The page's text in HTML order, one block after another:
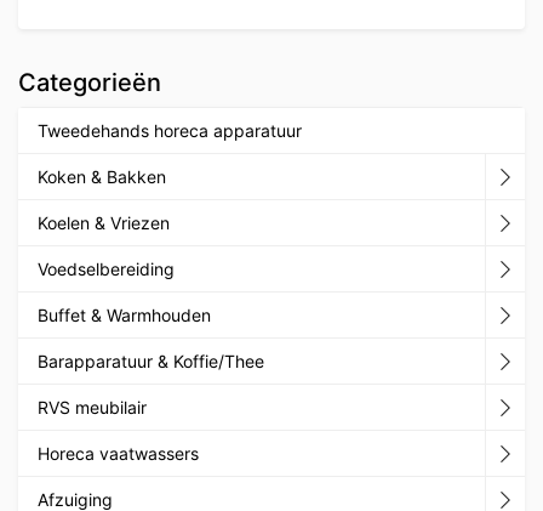
Categorieën
Tweedehands horeca apparatuur
Koken & Bakken
Koelen & Vriezen
Voedselbereiding
Buffet & Warmhouden
Barapparatuur & Koffie/Thee
RVS meubilair
Horeca vaatwassers
Afzuiging